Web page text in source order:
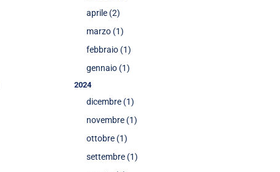
aprile (2)
marzo (1)
febbraio (1)
gennaio (1)
2024
dicembre (1)
novembre (1)
ottobre (1)
settembre (1)